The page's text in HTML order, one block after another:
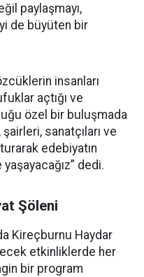
paylaşmayı,
de büyüten bir
insanları
açtığı ve
özel bir buluşmada
sanatçıları ve
edebiyatın
dedi.
Şöleni
Kireçburnu Haydar
etkinliklerde her
bir program